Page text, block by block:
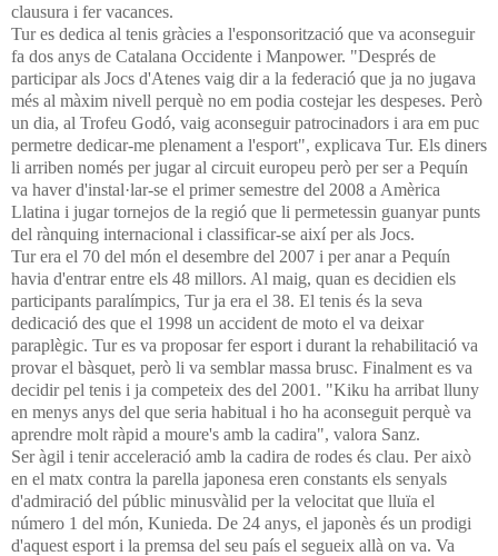
clausura i fer vacances.
Tur es dedica al tenis gràcies a l'esponsorització que va aconseguir
fa dos anys de Catalana Occidente i Manpower. "Després de
participar als Jocs d'Atenes vaig dir a la federació que ja no jugava
més al màxim nivell perquè no em podia costejar les despeses. Però
un dia, al Trofeu Godó, vaig aconseguir patrocinadors i ara em puc
permetre dedicar-me plenament a l'esport", explicava Tur. Els diners
li arriben només per jugar al circuit europeu però per ser a Pequín
va haver d'instal·lar-se el primer semestre del 2008 a Amèrica
Llatina i jugar tornejos de la regió que li permetessin guanyar punts
del rànquing internacional i classificar-se així per als Jocs.
Tur era el 70 del món el desembre del 2007 i per anar a Pequín
havia d'entrar entre els 48 millors. Al maig, quan es decidien els
participants paralímpics, Tur ja era el 38. El tenis és la seva
dedicació des que el 1998 un accident de moto el va deixar
paraplègic. Tur es va proposar fer esport i durant la rehabilitació va
provar el bàsquet, però li va semblar massa brusc. Finalment es va
decidir pel tenis i ja competeix des del 2001. "Kiku ha arribat lluny
en menys anys del que seria habitual i ho ha aconseguit perquè va
aprendre molt ràpid a moure's amb la cadira", valora Sanz.
Ser àgil i tenir acceleració amb la cadira de rodes és clau. Per això
en el matx contra la parella japonesa eren constants els senyals
d'admiració del públic minusvàlid per la velocitat que lluïa el
número 1 del món, Kunieda. De 24 anys, el japonès és un prodigi
d'aquest esport i la premsa del seu país el segueix allà on va. Va